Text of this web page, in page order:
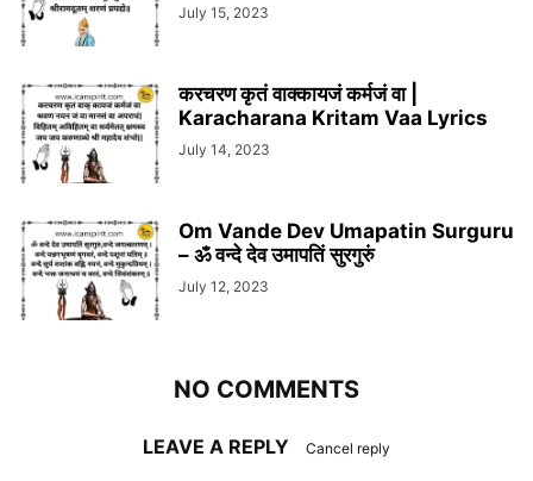
July 15, 2023
करचरण कृतं वाक्कायजं कर्मजं वा |
Karacharana Kritam Vaa Lyrics
July 14, 2023
Om Vande Dev Umapatin Surguru
– ॐ वन्दे देव उमापतिं सुरगुरुं
July 12, 2023
NO COMMENTS
LEAVE A REPLY Cancel reply